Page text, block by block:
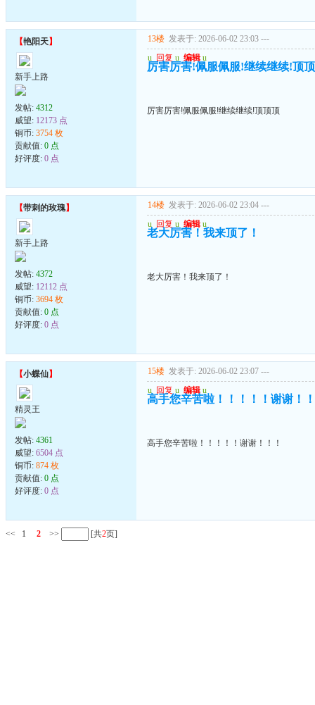
【艳阳天】
新手上路
发帖: 4312
威望: 12173 点
铜币: 3754 枚
贡献值: 0 点
好评度: 0 点
13楼 发表于: 2026-06-02 23:03 ---
u 回复 u 编辑 u
厉害厉害!佩服佩服!继续继续!顶
厉害厉害!佩服佩服!继续继续!顶顶顶
【带刺的玫瑰】
新手上路
发帖: 4372
威望: 12112 点
铜币: 3694 枚
贡献值: 0 点
好评度: 0 点
14楼 发表于: 2026-06-02 23:04 ---
u 回复 u 编辑 u
老大厉害！我来顶了！
老大厉害！我来顶了！
【小蝶仙】
精灵王
发帖: 4361
威望: 6504 点
铜币: 874 枚
贡献值: 0 点
好评度: 0 点
15楼 发表于: 2026-06-02 23:07 ---
u 回复 u 编辑 u
高手您辛苦啦！！！！！谢谢！
高手您辛苦啦！！！！！谢谢！！！
<< 1 2 >> [共2页]